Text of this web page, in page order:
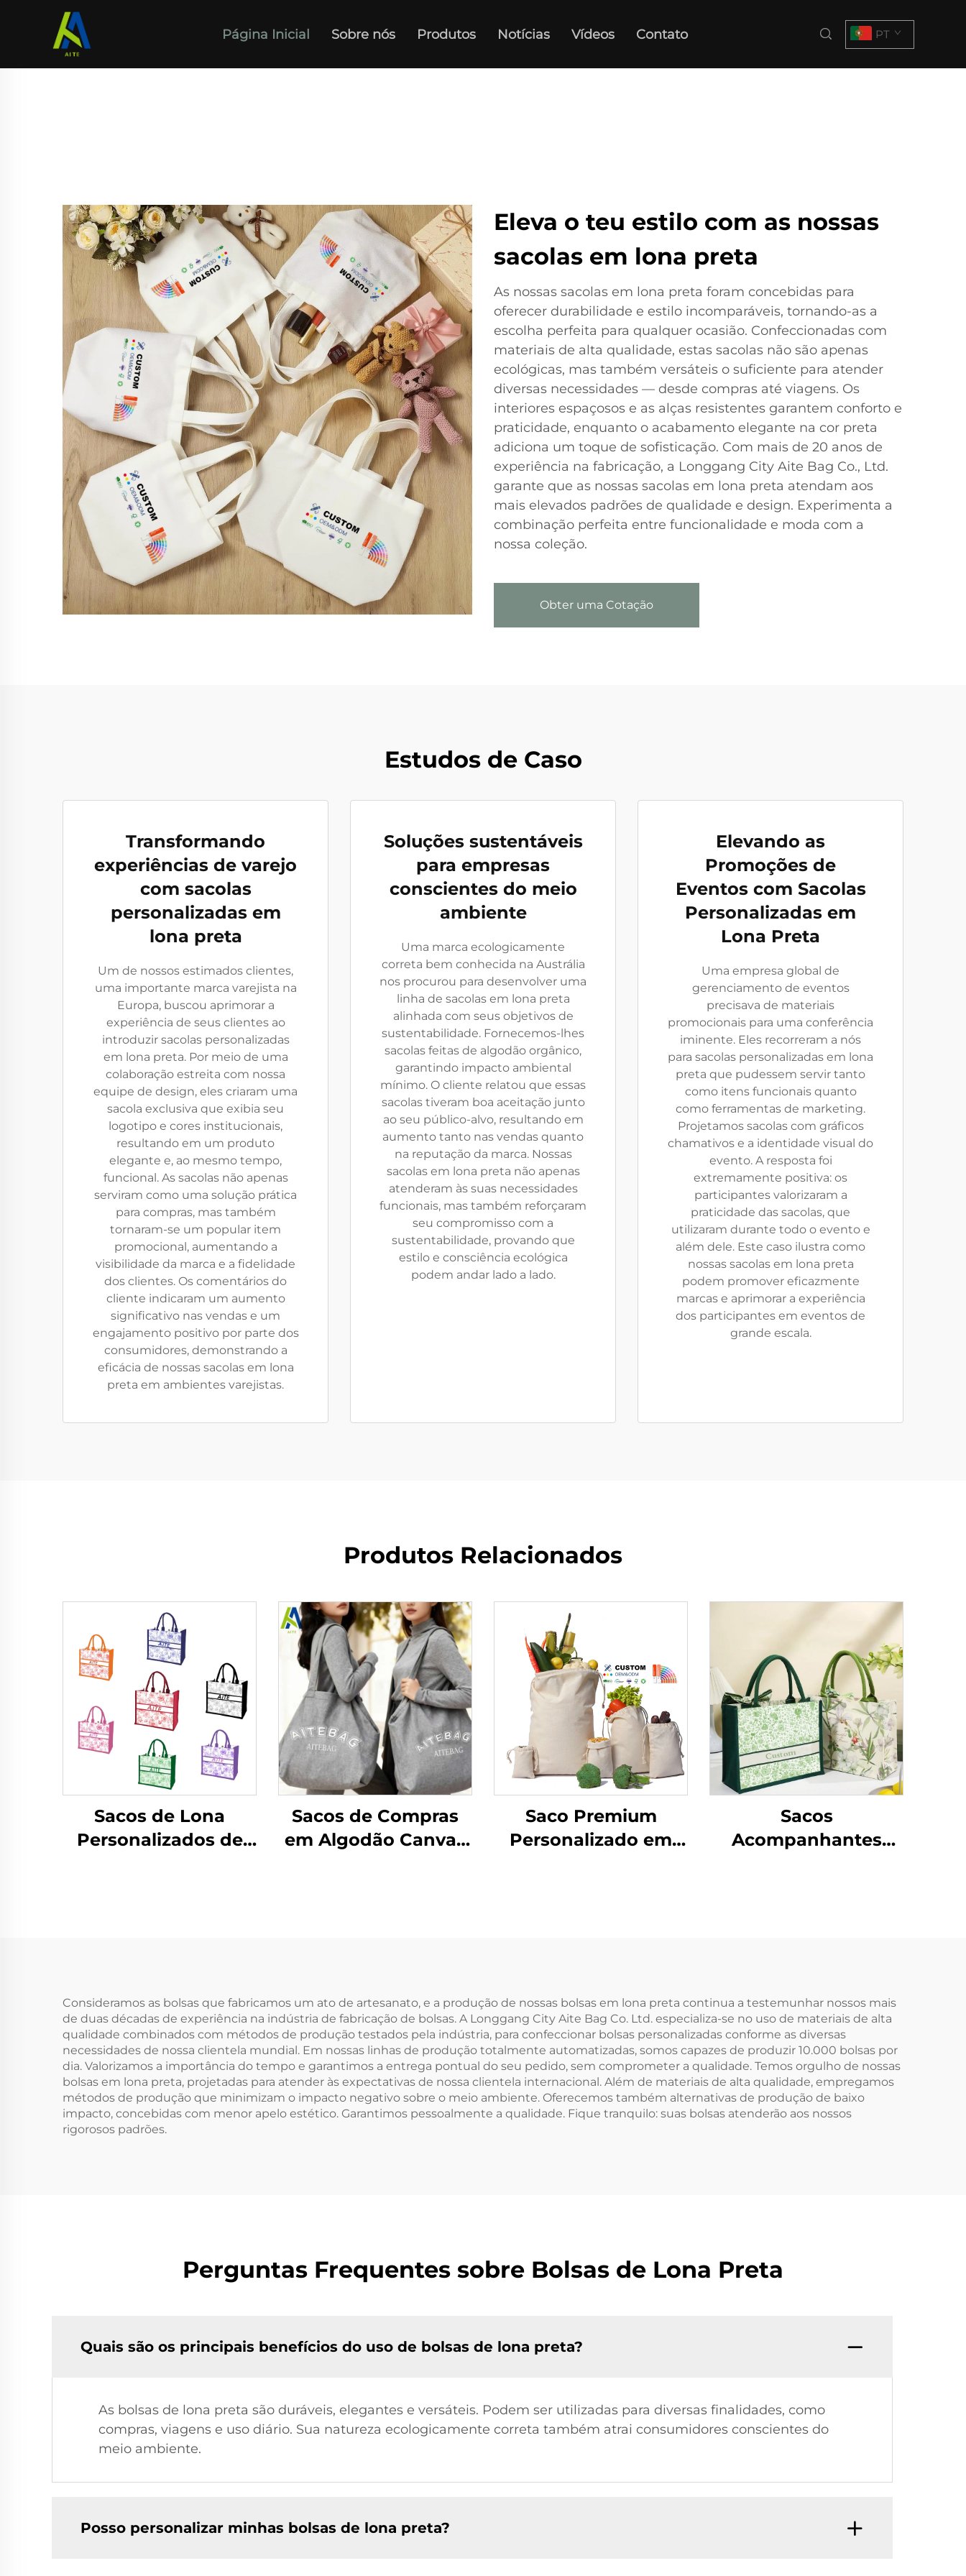
Página Inicial Sobre nós Produtos Notícias Vídeos Contato PT
Eleva o teu estilo com as nossas
sacolas em lona preta
As nossas sacolas em lona preta foram concebidas para
oferecer durabilidade e estilo incomparáveis, tornando-as a
escolha perfeita para qualquer ocasião. Confeccionadas com
materiais de alta qualidade, estas sacolas não são apenas
ecológicas, mas também versáteis o suficiente para atender
diversas necessidades — desde compras até viagens. Os
interiores espaçosos e as alças resistentes garantem conforto e
praticidade, enquanto o acabamento elegante na cor preta
adiciona um toque de sofisticação. Com mais de 20 anos de
experiência na fabricação, a Longgang City Aite Bag Co., Ltd.
garante que as nossas sacolas em lona preta atendam aos
mais elevados padrões de qualidade e design. Experimenta a
combinação perfeita entre funcionalidade e moda com a
nossa coleção.
Obter uma Cotação
Estudos de Caso
Transformando
experiências de varejo
com sacolas
personalizadas em
lona preta
Um de nossos estimados clientes,
uma importante marca varejista na
Europa, buscou aprimorar a
experiência de seus clientes ao
introduzir sacolas personalizadas
em lona preta. Por meio de uma
colaboração estreita com nossa
equipe de design, eles criaram uma
sacola exclusiva que exibia seu
logotipo e cores institucionais,
resultando em um produto
elegante e, ao mesmo tempo,
funcional. As sacolas não apenas
serviram como uma solução prática
para compras, mas também
tornaram-se um popular item
promocional, aumentando a
visibilidade da marca e a fidelidade
dos clientes. Os comentários do
cliente indicaram um aumento
significativo nas vendas e um
engajamento positivo por parte dos
consumidores, demonstrando a
eficácia de nossas sacolas em lona
preta em ambientes varejistas.
Soluções sustentáveis
para empresas
conscientes do meio
ambiente
Uma marca ecologicamente
correta bem conhecida na Austrália
nos procurou para desenvolver uma
linha de sacolas em lona preta
alinhada com seus objetivos de
sustentabilidade. Fornecemos-lhes
sacolas feitas de algodão orgânico,
garantindo impacto ambiental
mínimo. O cliente relatou que essas
sacolas tiveram boa aceitação junto
ao seu público-alvo, resultando em
aumento tanto nas vendas quanto
na reputação da marca. Nossas
sacolas em lona preta não apenas
atenderam às suas necessidades
funcionais, mas também reforçaram
seu compromisso com a
sustentabilidade, provando que
estilo e consciência ecológica
podem andar lado a lado.
Elevando as
Promoções de
Eventos com Sacolas
Personalizadas em
Lona Preta
Uma empresa global de
gerenciamento de eventos
precisava de materiais
promocionais para uma conferência
iminente. Eles recorreram a nós
para sacolas personalizadas em lona
preta que pudessem servir tanto
como itens funcionais quanto
como ferramentas de marketing.
Projetamos sacolas com gráficos
chamativos e a identidade visual do
evento. A resposta foi
extremamente positiva: os
participantes valorizaram a
praticidade das sacolas, que
utilizaram durante todo o evento e
além dele. Este caso ilustra como
nossas sacolas em lona preta
podem promover eficazmente
marcas e aprimorar a experiência
dos participantes em eventos de
grande escala.
Produtos Relacionados
Sacos de Lona
Personalizados de
Presente
Sacos de Compras
em Algodão Canvas
para Compras,
Esportivos
Saco Premium
Personalizado em
Personalizado
Sacos
Acompanhantes
para Presente
Consideramos as bolsas que fabricamos um ato de artesanato, e a produção de nossas bolsas em lona preta continua a testemunhar nossos mais
de duas décadas de experiência na indústria de fabricação de bolsas. A Longgang City Aite Bag Co. Ltd. especializa-se no uso de materiais de alta
qualidade combinados com métodos de produção testados pela indústria, para confeccionar bolsas personalizadas conforme as diversas
necessidades de nossa clientela mundial. Em nossas linhas de produção totalmente automatizadas, somos capazes de produzir 10.000 bolsas por
dia. Valorizamos a importância do tempo e garantimos a entrega pontual do seu pedido, sem comprometer a qualidade. Temos orgulho de nossas
bolsas em lona preta, projetadas para atender às expectativas de nossa clientela internacional. Além de materiais de alta qualidade, empregamos
métodos de produção que minimizam o impacto negativo sobre o meio ambiente. Oferecemos também alternativas de produção de baixo
impacto, concebidas com menor apelo estético. Garantimos pessoalmente a qualidade. Fique tranquilo: suas bolsas atenderão aos nossos
rigorosos padrões.
Perguntas Frequentes sobre Bolsas de Lona Preta
Quais são os principais benefícios do uso de bolsas de lona preta?
As bolsas de lona preta são duráveis, elegantes e versáteis. Podem ser utilizadas para diversas finalidades, como
compras, viagens e uso diário. Sua natureza ecologicamente correta também atrai consumidores conscientes do
meio ambiente.
Posso personalizar minhas bolsas de lona preta?